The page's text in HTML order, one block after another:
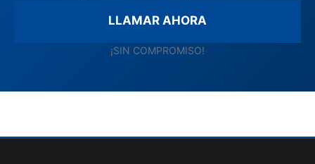
LLAMAR AHORA
¡SIN COMPROMISO!